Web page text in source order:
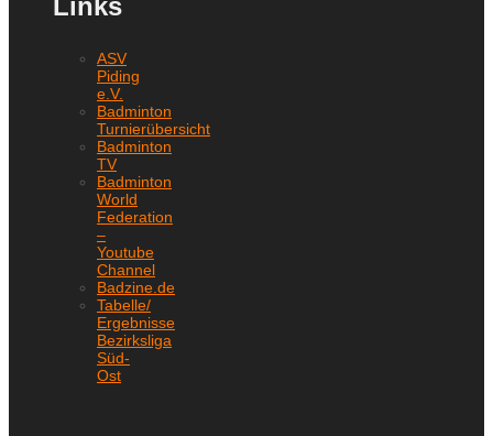
Links
ASV
Piding
e.V.
Badminton
Turnierübersicht
Badminton
TV
Badminton
World
Federation
–
Youtube
Channel
Badzine.de
Tabelle/
Ergebnisse
Bezirksliga
Süd-
Ost